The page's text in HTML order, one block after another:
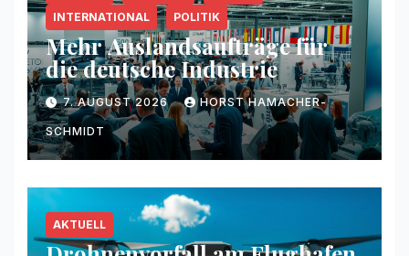
INTERNATIONAL
POLITIK
Mehr Auslandsaufträge für
die deutsche Industrie
7. AUGUST 2026 HORST HAMACHER-
SCHMIDT
AKTUELL